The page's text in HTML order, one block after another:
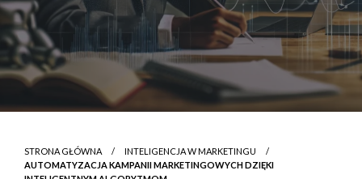
STRONA GŁÓWNA
INTELIGENCJA W MARKETINGU
AUTOMATYZACJA KAMPANII MARKETINGOWYCH DZIĘKI